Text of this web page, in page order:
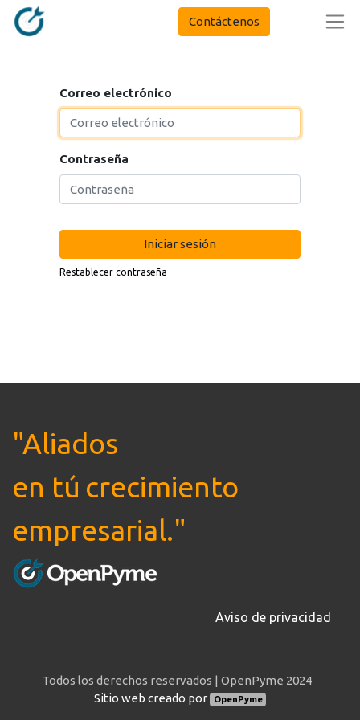
Contáctenos
Correo electrónico
Contraseña
Iniciar sesión
Restablecer contraseña
"Aliados
en tú crecimiento
empresarial."
Aviso de privacidad
Todos los derechos reservados | OpenPyme 2024
Sitio web creado por
OpenPyme